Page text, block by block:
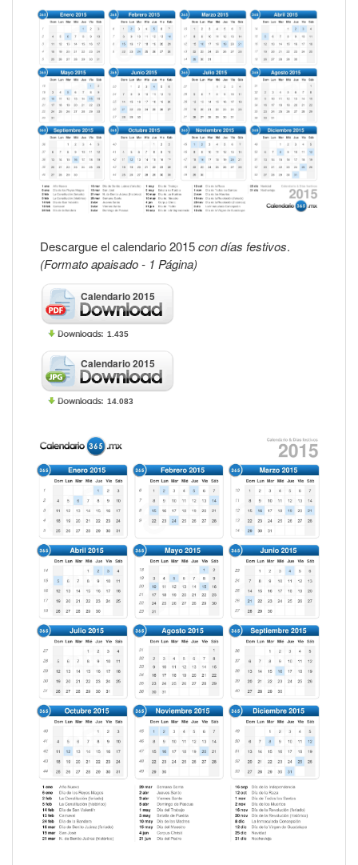
Descargue el calendario 2015con días festivos.
(Formato apaisado - 1 Página)
Calendario 2015
1.435
Calendario 2015
14.083